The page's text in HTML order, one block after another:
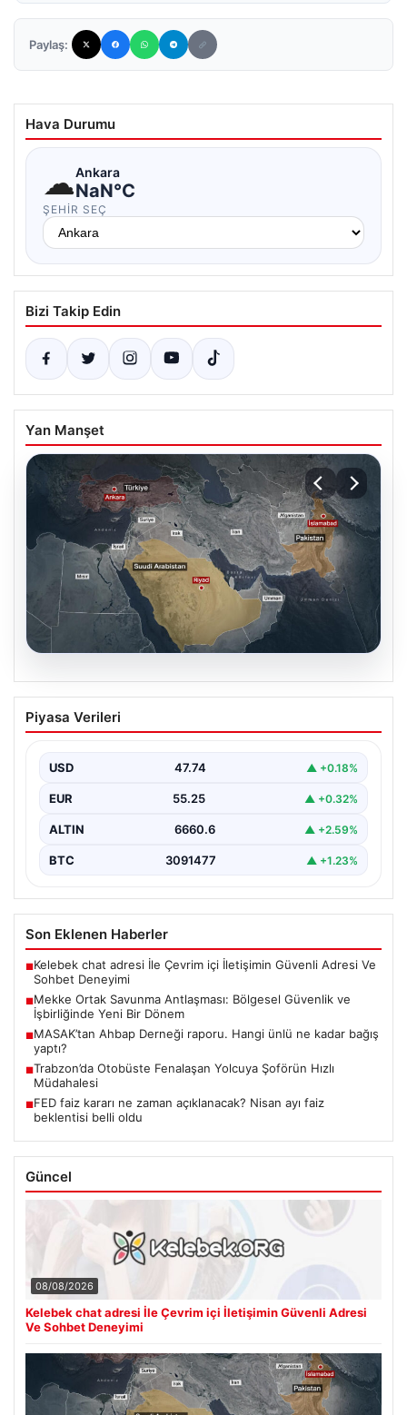
Paylaş:
Hava Durumu
☁Ankara
NaN°C
ŞEHIR SEÇ
Bizi Takip Edin
Yan Manşet
07.08.2026
Mekke Ortak Savunma Antlaşması:
Bölgesel Güvenlik ve İşbirliğinde Yeni
Türkiye, Suudi Arabistan ve Pakistan arasında
ve küresel…
Piyasa Verileri
USD 47.74 ▲ +0.18%
EUR 55.25 ▲ +0.32%
ALTIN 6660.6 ▲ +2.59%
BTC 3091477 ▲ +1.23%
Son Eklenen Haberler
■Kelebek chat adresi İle Çevrim içi İletişimin Güvenli Adresi Ve
Sohbet Deneyimi
■Mekke Ortak Savunma Antlaşması: Bölgesel Güvenlik ve
İşbirliğinde Yeni Bir Dönem
■MASAK’tan Ahbap Derneği raporu. Hangi ünlü ne kadar bağış
yaptı?
■Trabzon’da Otobüste Fenalaşan Yolcuya Şoförün Hızlı
Müdahalesi
■FED faiz kararı ne zaman açıklanacak? Nisan ayı faiz
beklentisi belli oldu
Güncel
08/08/2026
Kelebek chat adresi İle Çevrim içi İletişimin Güvenli Adresi
Ve Sohbet Deneyimi